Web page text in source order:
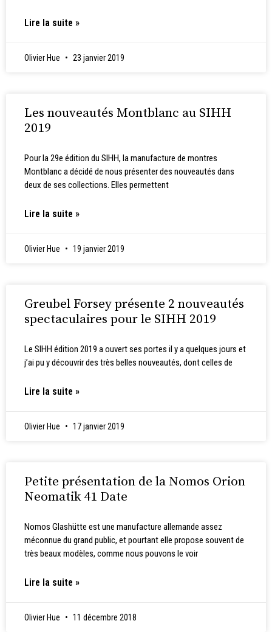
Lire la suite »
Olivier Hue 23 janvier 2019
Les nouveautés Montblanc au SIHH
2019
Pour la 29e édition du SIHH, la manufacture de montres
Montblanc a décidé de nous présenter des nouveautés dans
deux de ses collections. Elles permettent
Lire la suite »
Olivier Hue 19 janvier 2019
Greubel Forsey présente 2 nouveautés
spectaculaires pour le SIHH 2019
Le SIHH édition 2019 a ouvert ses portes il y a quelques jours et
j’ai pu y découvrir des très belles nouveautés, dont celles de
Lire la suite »
Olivier Hue 17 janvier 2019
Petite présentation de la Nomos Orion
Neomatik 41 Date
Nomos Glashütte est une manufacture allemande assez
méconnue du grand public, et pourtant elle propose souvent de
très beaux modèles, comme nous pouvons le voir
Lire la suite »
Olivier Hue 11 décembre 2018